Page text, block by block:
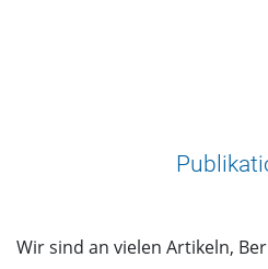
Wir sind an vielen Artikeln,